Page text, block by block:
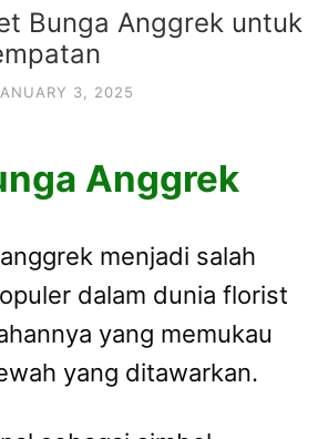
Bunga Anggrek untuk
3, 2025
Anggrek
menjadi salah
dalam dunia florist
yang memukau
yang ditawarkan.